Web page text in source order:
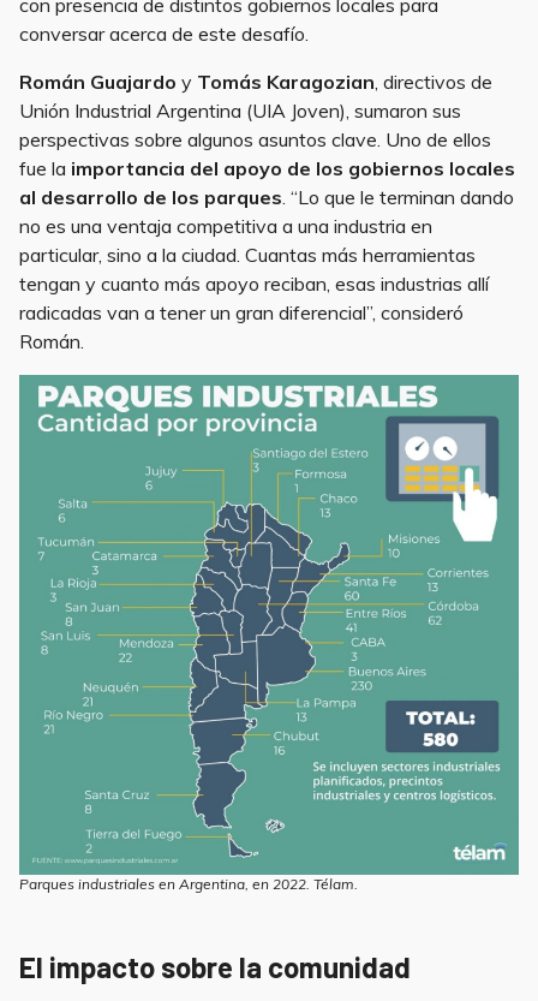
con presencia de distintos gobiernos locales para
conversar acerca de este desafío.
Román Guajardo y Tomás Karagozian, directivos de
Unión Industrial Argentina (UIA Joven), sumaron sus
perspectivas sobre algunos asuntos clave. Uno de ellos
fue la importancia del apoyo de los gobiernos locales
al desarrollo de los parques. “Lo que le terminan dando
no es una ventaja competitiva a una industria en
particular, sino a la ciudad. Cuantas más herramientas
tengan y cuanto más apoyo reciban, esas industrias allí
radicadas van a tener un gran diferencial”, consideró
Román.
Parques industriales en Argentina, en 2022. Télam.
El impacto sobre la comunidad